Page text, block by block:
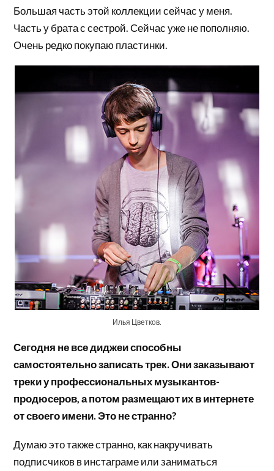
Большая часть этой коллекции сейчас у меня.
Часть у брата с сестрой. Сейчас уже не пополняю.
Очень редко покупаю пластинки.
Илья Цветков.
Сегодня не все диджеи способны
самостоятельно записать трек. Они заказывают
треки у профессиональных музыкантов-
продюсеров, а потом размещают их в интернете
от своего имени. Это не странно?
Думаю это также странно, как накручивать
подписчиков в инстаграме или заниматься